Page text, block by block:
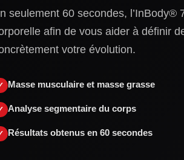
seulement 60 secondes, l’InBody®
afin de vous aider à définir
votre évolution.
Masse musculaire et masse grasse
Analyse segmentaire du corps
Résultats obtenus en 60 secondes